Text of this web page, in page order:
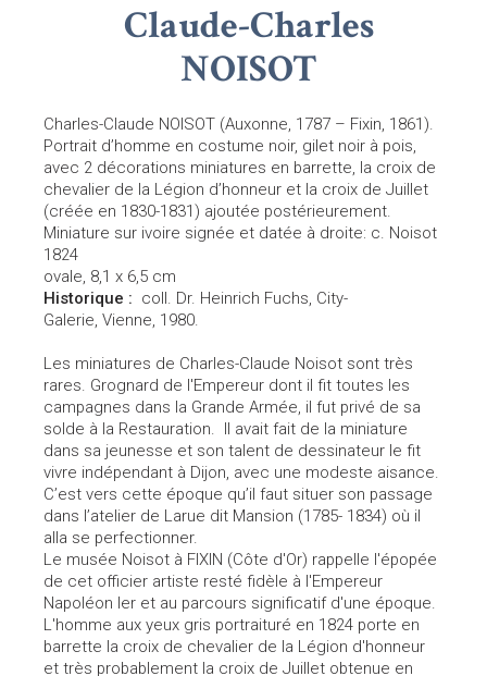
Claude-Charles
NOISOT
Charles-Claude NOISOT (Auxonne, 1787 – Fixin, 1861).
Portrait d’homme en costume noir, gilet noir à pois,
avec 2 décorations miniatures en barrette, la croix de
chevalier de la Légion d’honneur et la croix de Juillet
(créée en 1830-1831) ajoutée postérieurement.
Miniature sur ivoire signée et datée à droite: c. Noisot
1824
ovale, 8,1 x 6,5 cm
Historique : coll. Dr. Heinrich Fuchs, City-
Galerie, Vienne, 1980.
Les miniatures de Charles-Claude Noisot sont très
rares. Grognard de l'Empereur dont il fit toutes les
campagnes dans la Grande Armée, il fut privé de sa
solde à la Restauration. Il avait fait de la miniature
dans sa jeunesse et son talent de dessinateur le fit
vivre indépendant à Dijon, avec une modeste aisance.
C’est vers cette époque qu’il faut situer son passage
dans l’atelier de Larue dit Mansion (1785- 1834) où il
alla se perfectionner.
Le musée Noisot à FIXIN (Côte d'Or) rappelle l'épopée
de cet officier artiste resté fidèle à l'Empereur
Napoléon Ier et au parcours significatif d'une époque.
L'homme aux yeux gris portraituré en 1824 porte en
barrette la croix de chevalier de la Légion d'honneur
et très probablement la croix de Juillet obtenue en